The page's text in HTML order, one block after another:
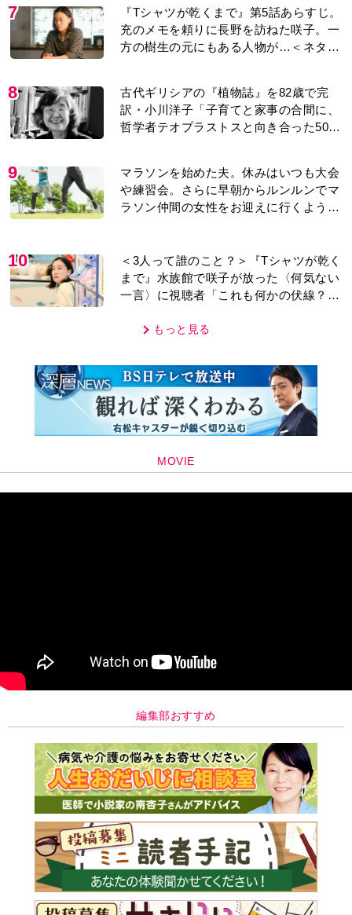
7
『Tシャツが乾くまで』第5話あらすじ。
充のメモを頼りに長野を訪ねた咲子。一
方の樹生の元にもある人物が…＜ネタバ
8
古代ギリシアの『植物誌』を82歳で完
訳・小川洋子「子育てと家事の合間に、
哲学者テオプラストスと向き合った50
9
マラソンを始めた夫。休みはいつも大会
や練習会。さらに早朝からルンルンでマ
ラソン仲間の女性をお迎えに行くように
10
＜3人って誰のこと？＞『Tシャツが乾く
まで』水族館で咲子が放った〈何気ない
一言〉に視聴者「これも何かの伏線？」
もっと見る
MOVIE
編集部おすすめ